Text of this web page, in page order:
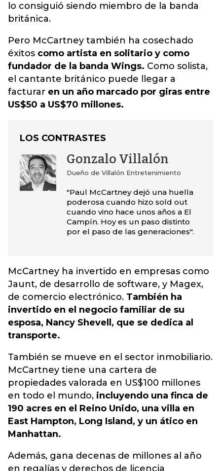
lo consiguió siendo miembro de la banda
británica.
Pero McCartney también ha cosechado
éxitos como artista en solitario y como
fundador de la banda Wings. Como solista,
el cantante británico puede llegar a
facturar en un año marcado por giras entre
US$50 a US$70 millones.
LOS CONTRASTES
Gonzalo Villalón
Dueño de Villalón Entretenimiento
"Paul McCartney dejó una huella
poderosa cuando hizo sold out
cuando vino hace unos años a El
Campín. Hoy es un paso distinto
por el paso de las generaciones".
McCartney ha invertido en empresas como
Jaunt, de desarrollo de software, y Magex,
de comercio electrónico. También ha
invertido en el negocio familiar de su
esposa, Nancy Shevell, que se dedica al
transporte.
También se mueve en el sector inmobiliario.
McCartney tiene una cartera de
propiedades valorada en US$100 millones
en todo el mundo, incluyendo una finca de
190 acres en el Reino Unido, una villa en
East Hampton, Long Island, y un ático en
Manhattan.
Además, gana decenas de millones al año
en regalías y derechos de licencia